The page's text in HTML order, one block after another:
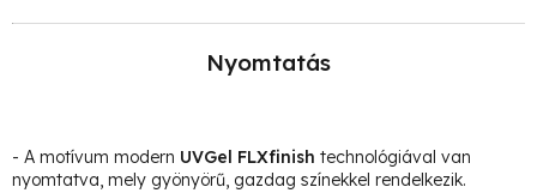
Nyomtatás
- A motívum modern UVGel FLXfinish technológiával van
nyomtatva, mely gyönyörű, gazdag színekkel rendelkezik.